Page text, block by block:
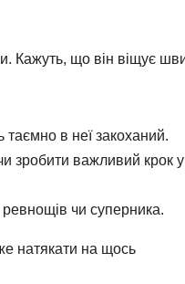
Кажуть, що він віщує
в неї закоханий.
зробити важливий крок у
чи суперника.
натякати на щось